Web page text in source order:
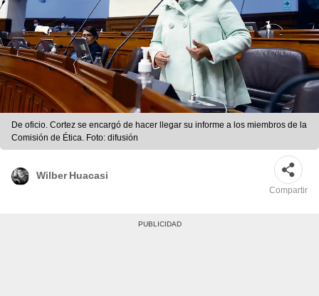
De oficio. Cortez se encargó de hacer llegar su informe a los miembros de la
Comisión de Ética. Foto: difusión
Wilber Huacasi
Compartir